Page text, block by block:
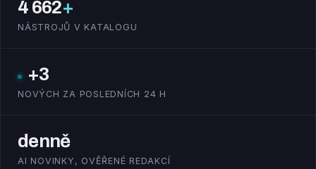
4 662+
NÁSTROJŮ V KATALOGU
+3
NOVÝCH ZA POSLEDNÍCH 24 H
denně
AI NOVINKY, OVĚŘENÉ REDAKCÍ